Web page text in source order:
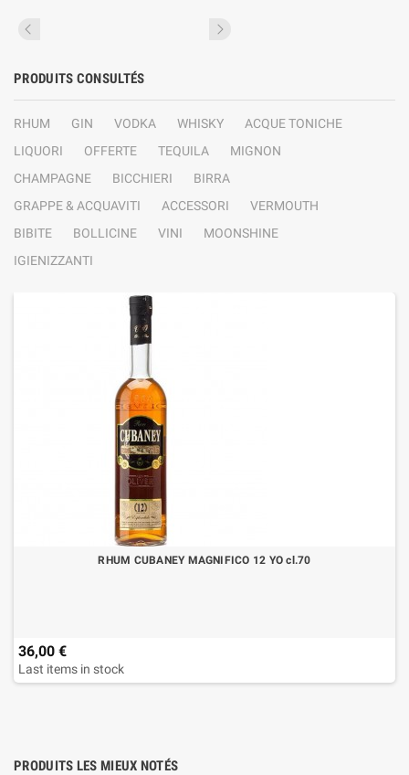
PRODUITS CONSULTÉS
RHUM GIN VODKA WHISKY
ACQUE TONICHE
LIQUORI
OFFERTE TEQUILA
MIGNON
CHAMPAGNE
BICCHIERI
BIRRA
GRAPPE & ACQUAVITI
ACCESSORI
VERMOUTH
BIBITE
BOLLICINE VINI
MOONSHINE
IGIENIZZANTI
RHUM CUBANEY MAGNIFICO 12 YO cl.70
36,00 €
Last items in stock
PRODUITS LES MIEUX NOTÉS